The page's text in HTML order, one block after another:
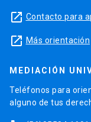
launch Contacto para
launch Más orientación
MEDIACIÓN
Teléfonos para
alguno de tus